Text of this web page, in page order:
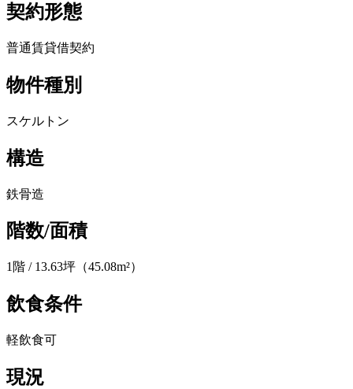
契約形態
普通賃貸借契約
物件種別
スケルトン
構造
鉄骨造
階数/面積
1階 / 13.63坪（45.08m²）
飲食条件
軽飲食可
現況